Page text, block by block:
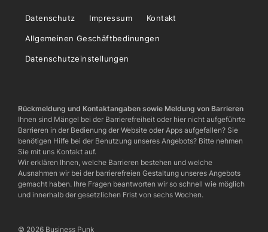
Datenschutz Impressum Kontakt
Allgemeinen Geschäftbedinungen
Datenschutzeinstellungen
Rückmeldung und Kontaktangaben sowie Meldung von Barrieren
Ihnen sind Mängel bei der Barrierefreiheit oder hier nicht aufgeführte
Barrieren in der Bedienung der Website oder Apps aufgefallen? Sie
benötigen Hilfe bei der Benutzung unseres Angebots? Bitte nehmen
Sie mit uns Kontakt auf.
Wir erklären Ihnen, welche Barrieren bestehen und welche
Ausnahmen wir bei der barrierefreien Gestaltung unseres Angebots
gemacht haben. Ihre Fragen beantworten wir so schnell wie möglich
und innerhalb der gesetzlichen Frist von sechs Wochen.
© 2026 Business Punk